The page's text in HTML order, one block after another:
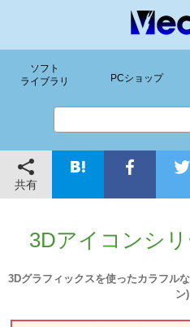
ソフト
ライブラリ
PCショップ
共有
3Dアイコンシ
3Dグラフィックスを使ったカラフル
ン)